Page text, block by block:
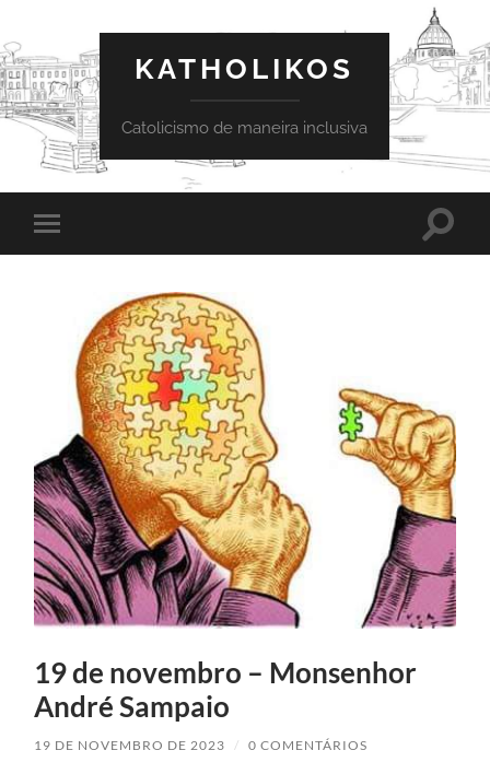
KATHOLIKOS
Catolicismo de maneira inclusiva
Toggle
mobile
Toggle
19 de novembro – Monsenhor
André Sampaio
19 DE NOVEMBRO DE 2023 / 0 COMENTÁRIOS